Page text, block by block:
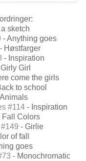
sketch
- Anything goes
- Høstfarger
- Inspiration
Girl
come the girls
to school
#114 - Inspiration
Colors
- Girlie
of fall
goes
- Monochromatic